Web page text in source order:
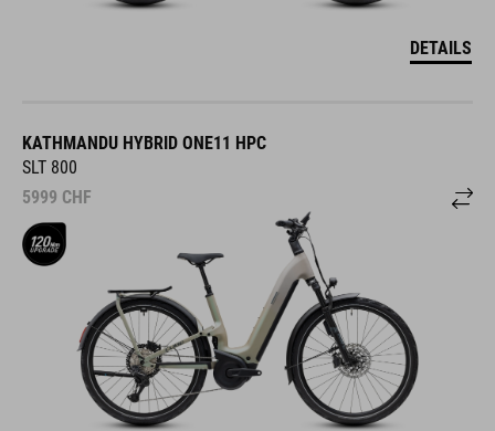
DETAILS
KATHMANDU HYBRID ONE11 HPC
SLT 800
5999 CHF